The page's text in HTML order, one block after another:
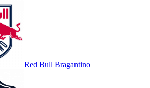
Red Bull Bragantino